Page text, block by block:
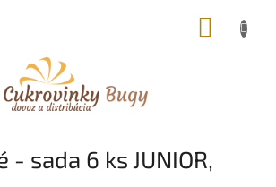
- sada 6 ks JUNIOR,